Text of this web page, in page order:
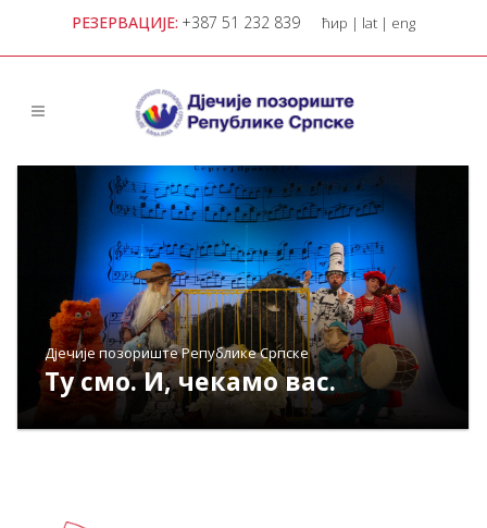
РЕЗЕРВАЦИЈЕ: +387 51 232 839 ћир | lat | eng
Дјечије позориште Републике Српске
Ту смо. И, чекамо вас.